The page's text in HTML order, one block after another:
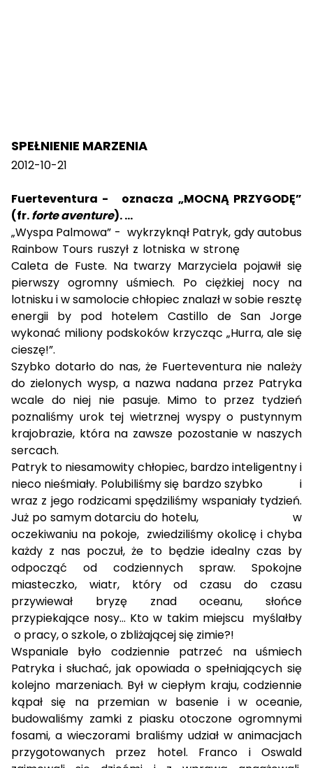
SPEŁNIENIE MARZENIA
2012-10-21
Fuerteventura -
oznacza „MOCNĄ PRZYGODĘ”
(fr.forte aventure). …
„Wyspa Palmowa” - wykrzyknął Patryk, gdy autobus
Rainbow Tours ruszył z lotniska w stronę
Caleta de Fuste. Na twarzy Marzyciela pojawił się
pierwszy ogromny uśmiech. Po ciężkiej nocy na
lotnisku i w samolocie chłopiec znalazł w sobie resztę
energii by pod hotelem Castillo de San Jorge
wykonać miliony podskoków krzycząc „Hurra, ale się
cieszę!”.
Szybko dotarło do nas, że Fuerteventura nie należy
do zielonych wysp, a nazwa nadana przez Patryka
wcale do niej nie pasuje. Mimo to przez tydzień
poznaliśmy urok tej wietrznej wyspy o pustynnym
krajobrazie, która na zawsze pozostanie w naszych
sercach.
Patryk to niesamowity chłopiec, bardzo inteligentny i
nieco nieśmiały. Polubiliśmy się bardzo szybko
i
wraz z jego rodzicami spędziliśmy wspaniały tydzień.
Już po samym dotarciu do hotelu,
w
oczekiwaniu na pokoje, zwiedziliśmy okolicę i chyba
każdy z nas poczuł, że to będzie idealny czas by
odpocząć od codziennych spraw. Spokojne
miasteczko, wiatr, który od czasu do czasu
przywiewał bryzę znad oceanu, słońce
przypiekające nosy… Kto w takim miejscu myślałby
o pracy, o szkole, o zbliżającej się zimie?!
Wspaniale było codziennie patrzeć na uśmiech
Patryka i słuchać, jak opowiada o spełniających się
kolejno marzeniach. Był w ciepłym kraju, codziennie
kąpał się na przemian w basenie i w oceanie,
budowaliśmy zamki z piasku otoczone ogromnymi
fosami, a wieczorami braliśmy udział w animacjach
przygotowanych przez hotel. Franco i Oswald